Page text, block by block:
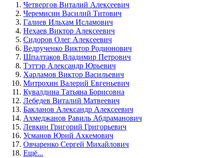
Четвергов Виталий Алексеевич
Черемисин Василий Титович
Галиев Ильхам Исламович
Нехаев Виктор Алексеевич
Сидоров Олег Алексеевич
Ведрученко Виктор Родионович
Шпалтаков Владимир Петрович
Тэттэр Александр Юрьевич
Харламов Виктор Васильевич
Митрохин Валерий Евгеньевич
Кувалдина Татьяна Борисовна
Лебедев Виталий Матвеевич
Бакланов Александр Алексеевич
Ахмеджанов Равиль Абдраманович
Левкин Григорий Григорьевич
Усманов Юрий Ахкемович
Овчаренко Сергей Михайлович
Ещё...